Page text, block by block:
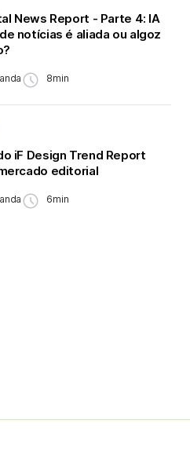
News Report - Parte 4: IA
notícias é aliada ou algoz
8min
iF Design Trend Report
editorial
6min